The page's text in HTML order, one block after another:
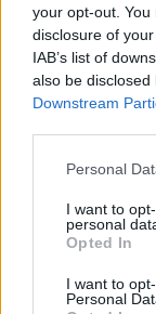
your opt-out.
disclosure of
IAB’s list of
also be
Downstream
Please note that
not limited to
grant or deny
use your data
consent section.
Personal
I want to
personal
Opted In
I want to
Personal
Continua
BELLEZZA